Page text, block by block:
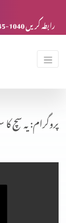
+27-73-345-1040 رابطہ کریں
پروگرام: یہ سچ